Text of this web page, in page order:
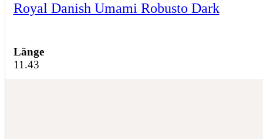
Royal Danish Umami Robusto Dark
Länge
11.43